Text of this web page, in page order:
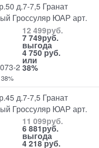
д.7-7,5 Гранат
Гроссуляр ЮАР арт.
2
12 499руб.
7 749руб.
выгода
4 750 руб.
или
38%
д.7-7,5 Гранат
Гроссуляр ЮАР арт.
11 099руб.
6 881руб.
выгода
4 218 руб.